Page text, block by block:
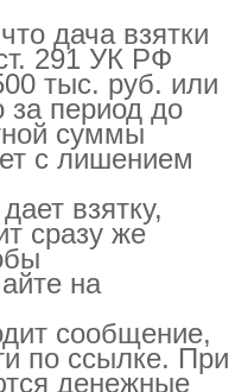
дача взятки
291 УК РФ
тыс. руб. или
за период до
суммы
с лишением
взятку,
сразу же
на
сообщение,
по ссылке. При
денежные